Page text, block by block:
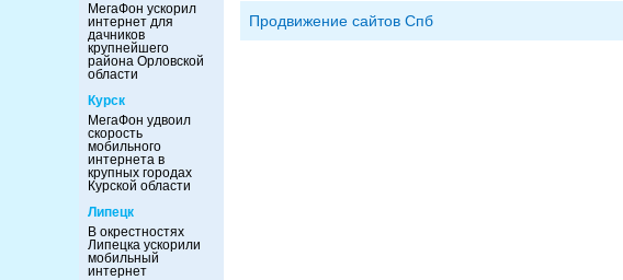
МегаФон ускорил
интернет для
дачников
крупнейшего
района Орловской
области
Курск
МегаФон удвоил
скорость
мобильного
интернета в
крупных городах
Курской области
Липецк
В окрестностях
Липецка ускорили
мобильный
интернет
Продвижение сайтов Спб